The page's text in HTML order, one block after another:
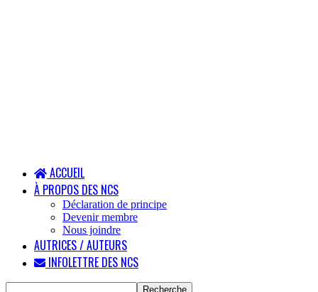
ACCUEIL
À PROPOS DES NCS
Déclaration de principe
Devenir membre
Nous joindre
AUTRICES / AUTEURS
INFOLETTRE DES NCS